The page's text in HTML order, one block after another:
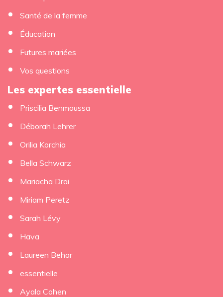
Santé de la femme
Éducation
Futures mariées
Vos questions
Les expertes essentielle
Priscilia Benmoussa
Déborah Lehrer
Orilia Korchia
Bella Schwarz
Mariacha Drai
Miriam Peretz
Sarah Lévy
Hava
Laureen Behar
essentielle
Ayala Cohen